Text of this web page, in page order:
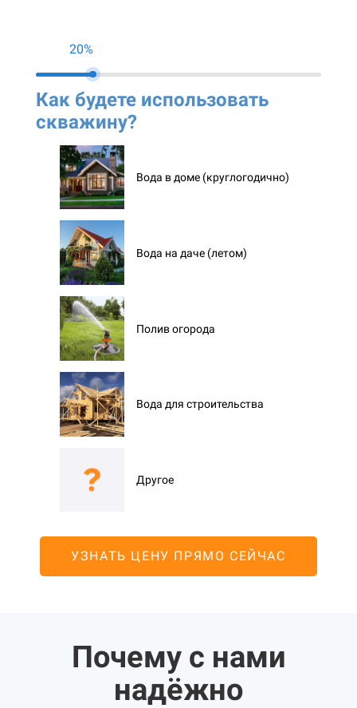
20%
Как будете использовать
скважину?
Вода в доме (круглогодично)
Вода на даче (летом)
Полив огорода
Вода для строительства
Другое
УЗНАТЬ ЦЕНУ ПРЯМО СЕЙЧАС
Почему с нами
надёжно